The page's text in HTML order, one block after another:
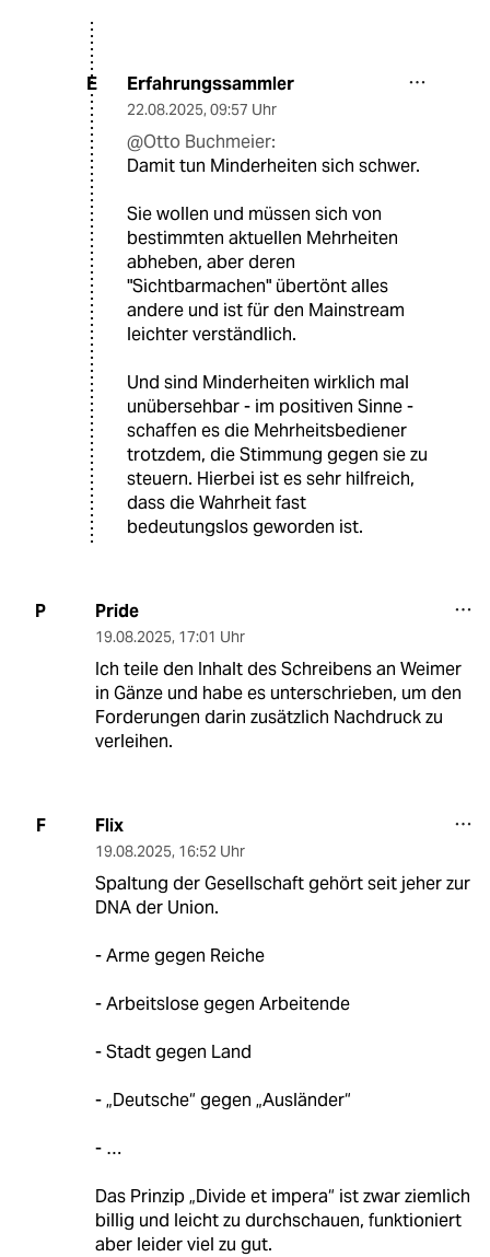
E Erfahrungssammler
22.08.2025, 09:57 Uhr
@Otto Buchmeier:
Damit tun Minderheiten sich schwer.
Sie wollen und müssen sich von
bestimmten aktuellen Mehrheiten
abheben, aber deren
"Sichtbarmachen" übertönt alles
andere und ist für den Mainstream
leichter verständlich.
Und sind Minderheiten wirklich mal
unübersehbar - im positiven Sinne -
schaffen es die Mehrheitsbediener
trotzdem, die Stimmung gegen sie zu
steuern. Hierbei ist es sehr hilfreich,
dass die Wahrheit fast
bedeutungslos geworden ist.
P Pride
19.08.2025, 17:01 Uhr
Ich teile den Inhalt des Schreibens an Weimer
in Gänze und habe es unterschrieben, um den
Forderungen darin zusätzlich Nachdruck zu
verleihen.
F Flix
19.08.2025, 16:52 Uhr
Spaltung der Gesellschaft gehört seit jeher zur
DNA der Union.
- Arme gegen Reiche
- Arbeitslose gegen Arbeitende
- Stadt gegen Land
- „Deutsche“ gegen „Ausländer“
- …
Das Prinzip „Divide et impera“ ist zwar ziemlich
billig und leicht zu durchschauen, funktioniert
aber leider viel zu gut.